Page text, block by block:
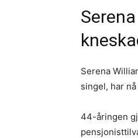
Serena
singel, har
44-åringen